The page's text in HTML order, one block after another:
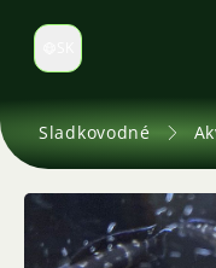
Prepnúť jazyk
Sladkovodné